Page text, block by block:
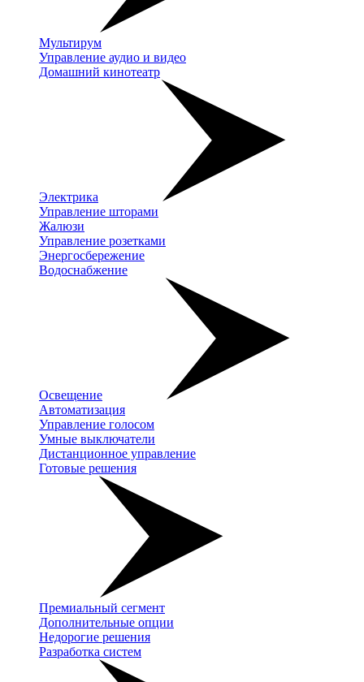
Мультирум
Управление аудио и видео
Домашний кинотеатр
Электрика
Управление шторами
Жалюзи
Управление розетками
Энергосбережение
Водоснабжение
Освещение
Автоматизация
Управление голосом
Умные выключатели
Дистанционное управление
Готовые решения
Премиальный сегмент
Дополнительные опции
Недорогие решения
Разработка систем